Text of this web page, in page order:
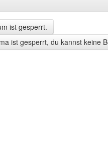
ist gesperrt.
ist gesperrt, du kannst keine